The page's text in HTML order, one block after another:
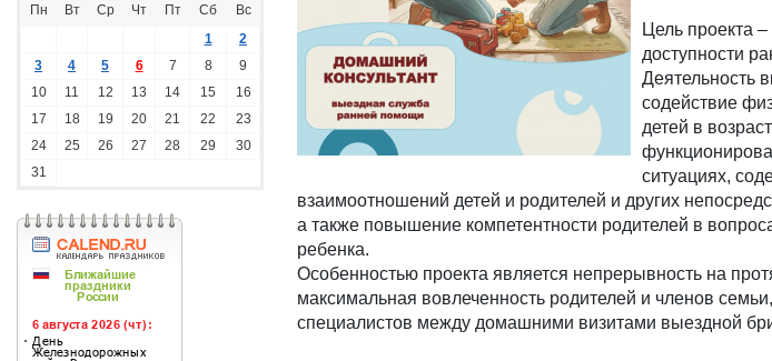
Пн Вт Ср Чт Пт Сб
Вс
1
2
3
4 5 6 7 8
9
10
11 12 13 14 15
16
17
18 19 20 21 22
23
24
25 26 27 28 29
30
31
Цель проекта
доступности
Деятельность
содействие
детей в
ситуациях,
взаимоотношений детей и родителей и других
а также повышение компетентности родителей в
ребенка.
Особенностью проекта является непрерывность на
максимальная вовлеченность родителей и членов
специалистов между домашними визитами выездной